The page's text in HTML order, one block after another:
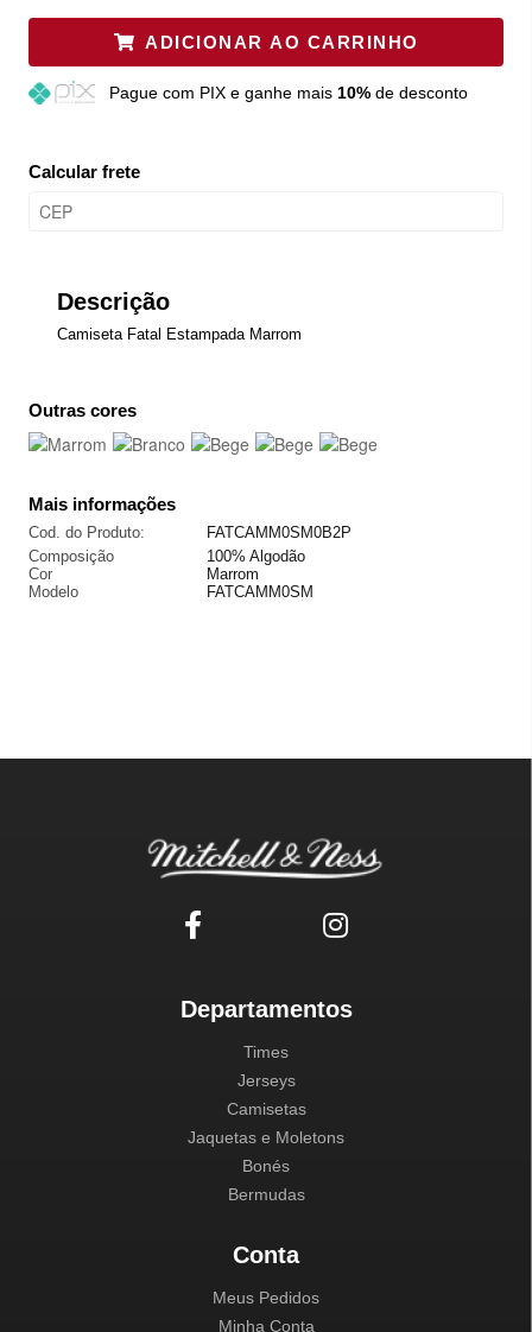
ADICIONAR AO CARRINHO
Pague com PIX e ganhe mais 10%de desconto
Calcular frete
Descrição
Camiseta Fatal Estampada Marrom
Outras cores
Mais informações
Cod. do Produto:
FATCAMM0SM0B2P
Composição
100% Algodão
Cor
Marrom
Modelo
FATCAMM0SM
Departamentos
Times
Jerseys
Camisetas
Jaquetas e Moletons
Bonés
Bermudas
Conta
Meus Pedidos
Minha Conta